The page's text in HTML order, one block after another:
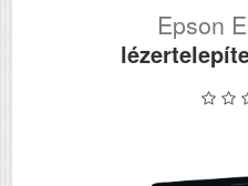
Epson